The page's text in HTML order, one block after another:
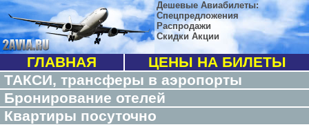
Дешевые Авиабилеты:
Спецпредложения
Распродажи
Скидки Акции
ГЛАВНАЯ
ЦЕНЫ НА БИЛЕТЫ
ТАКСИ, трансферы в аэропорты
Бронирование отелей
Квартиры посуточно